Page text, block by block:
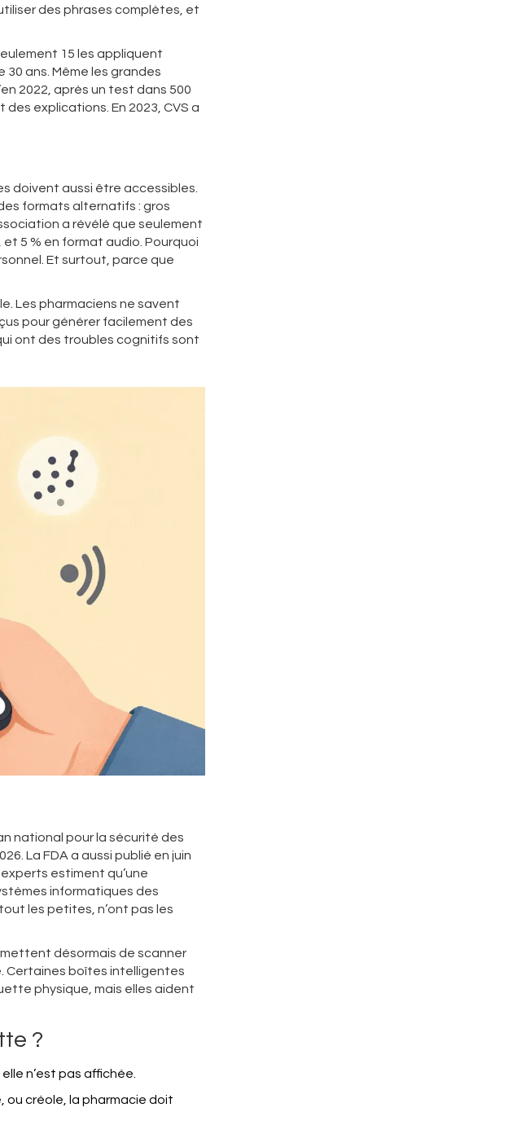
des phrases complètes, et
15 les appliquent
ans. Même les grandes
2022, après un test dans 500
explications. En 2023, CVS a
doivent aussi être accessibles.
formats alternatifs : gros
a révélé que seulement
5 % en format audio. Pourquoi
Et surtout, parce que
Les pharmaciens ne savent
pour générer facilement des
ont des troubles cognitifs sont
national pour la sécurité des
La FDA a aussi publié en juin
estiment qu’une
informatiques des
les petites, n’ont pas les
désormais de scanner
Certaines boîtes intelligentes
physique, mais elles aident
?
n’est pas affichée.
ou créole, la pharmacie doit